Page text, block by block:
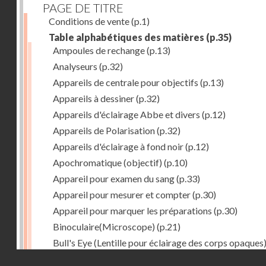
PAGE DE TITRE
Conditions de vente(p.1)
Table alphabétiques des matières (p.35)
Ampoules de rechange(p.13)
Analyseurs (p.32)
Appareils de centrale pour objectifs (p.13)
Appareils à dessiner(p.32)
Appareils d'éclairage Abbe et divers (p.12)
Appareils de Polarisation(p.32)
Appareils d'éclairage à fond noir(p.12)
Apochromatique (objectif) (p.10)
Appareil pour examen du sang(p.33)
Appareil pour mesurer et compter(p.30)
Appareil pour marquer les préparations (p.30)
Binoculaire(Microscope) (p.21)
Bull's Eye (Lentille pour éclairage des corps opaques)
(p.27)